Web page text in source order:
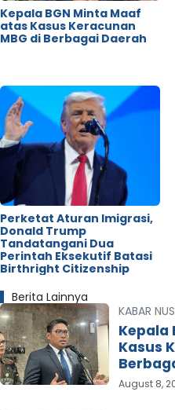
Kepala BGN Minta Maaf
atas Kasus Keracunan
MBG di Berbagai Daerah
Perketat Aturan Imigrasi,
Donald Trump
Tandatangani Dua
Perintah Eksekutif Batasi
Birthright Citizenship
Berita Lainnya
KABAR
Kepala
Kasus
August 8,